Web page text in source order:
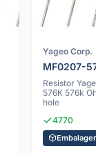
Yageo Corp.
MF0207-
Resistor
576K 576k
hole
4770